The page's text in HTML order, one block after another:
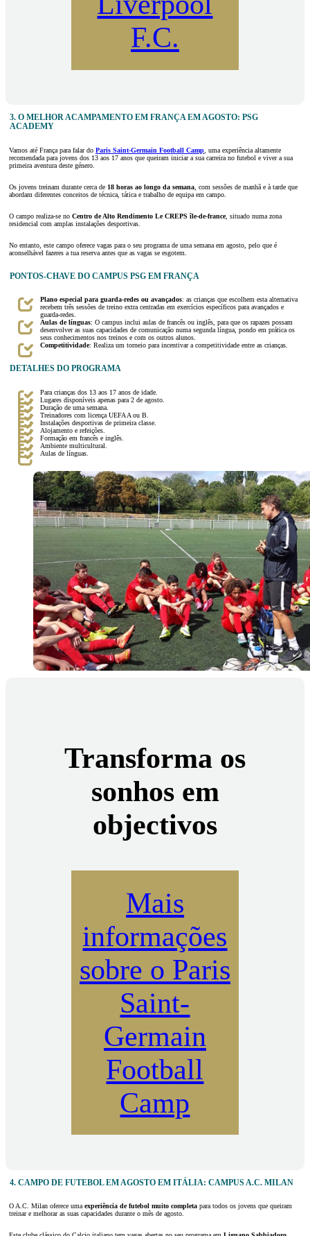
F.C.
3. O MELHOR ACAMPAMENTO EM FRANÇA EM AGOSTO: PSG
ACADEMY
Vamos até França para falar do Paris Saint-Germain Football Camp , uma experiência altamente
recomendada para jovens dos 13 aos 17 anos que queiram iniciar a sua carreira no futebol e viver a sua
primeira aventura deste género.
Os jovens treinam durante cerca de 18 horas ao longo da semana , com sessões de manhã e à tarde que
abordam diferentes conceitos de técnica, tática e trabalho de equipa em campo.
O campo realiza-se no Centro de Alto Rendimento Le CREPS île-de-france, situado numa zona
residencial com amplas instalações desportivas.
No entanto, este campo oferece vagas para o seu programa de uma semana em agosto, pelo que é
aconselhável fazeres a tua reserva antes que as vagas se esgotem.
PONTOS-CHAVE DO CAMPUS PSG EM FRANÇA
Plano especial para guarda-redes ou avançados: as crianças que escolhem esta alternativa
recebem três sessões de treino extra centradas em exercícios específicos para avançados e
guarda-redes.
Aulas de línguas: O campus inclui aulas de francês ou inglês, para que os rapazes possam
desenvolver as suas capacidades de comunicação numa segunda língua, pondo em prática os
seus conhecimentos nos treinos e com os outros alunos.
Competitividade: Realiza um torneio para incentivar a competitividade entre as crianças.
DETALHES DO PROGRAMA
Para crianças dos 13 aos 17 anos de idade.
Lugares disponíveis apenas para 2 de agosto.
Duração de uma semana.
Treinadores com licença UEFA A ou B.
Instalações desportivas de primeira classe.
Alojamento e refeições.
Formação em francês e inglês.
Ambiente multicultural.
Aulas de línguas.
Transforma os
sonhos em
objectivos
Mais
informações
sobre o Paris
Saint-
Germain
Football
Camp
4. CAMPO DE FUTEBOL EM AGOSTO EM ITÁLIA: CAMPUS A.C. MILAN
O A.C. Milan oferece umaexperiência de futebol muito completa para todos os jovens que queiram
treinar e melhorar as suas capacidades durante o mês de agosto.